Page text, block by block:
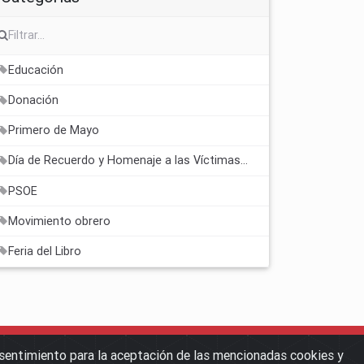
Educación
Donación
Primero de Mayo
Día de Recuerdo y Homenaje a las Víctimas del golpe militar y la Dictadura
PSOE
Movimiento obrero
Feria del Libro
para la aceptación de las mencionadas cookies y